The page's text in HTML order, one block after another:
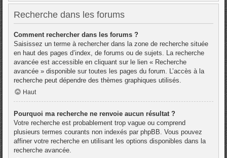
Recherche dans les forums
Comment rechercher dans les forums ?
Saisissez un terme à rechercher dans la zone de recherche située
en haut des pages d’index, de forums ou de sujets. La recherche
avancée est accessible en cliquant sur le lien « Recherche
avancée » disponible sur toutes les pages du forum. L’accès à la
recherche peut dépendre des thèmes graphiques utilisés.
Haut
Pourquoi ma recherche ne renvoie aucun résultat ?
Votre recherche est probablement trop vague ou comprend
plusieurs termes courants non indexés par phpBB. Vous pouvez
affiner votre recherche en utilisant les options disponibles dans la
recherche avancée.